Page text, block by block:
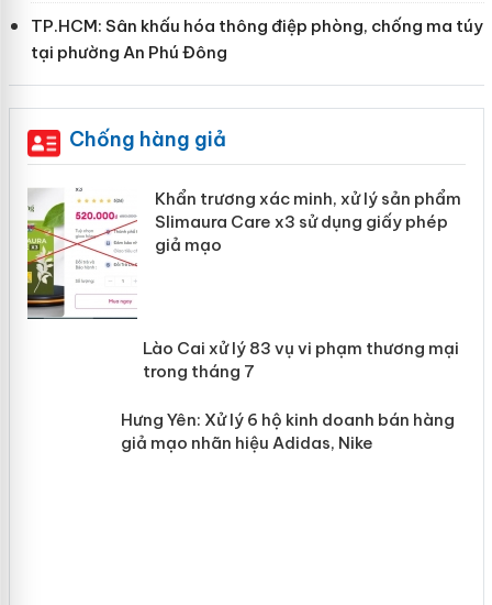
TP.HCM: Sân khấu hóa thông điệp phòng, chống ma túy
tại phường An Phú Đông
Chống hàng giả
Khẩn trương xác minh, xử lý sản phẩm
Slimaura Care x3 sử dụng giấy phép
giả mạo
Lào Cai xử lý 83 vụ vi phạm thương
mại trong tháng 7